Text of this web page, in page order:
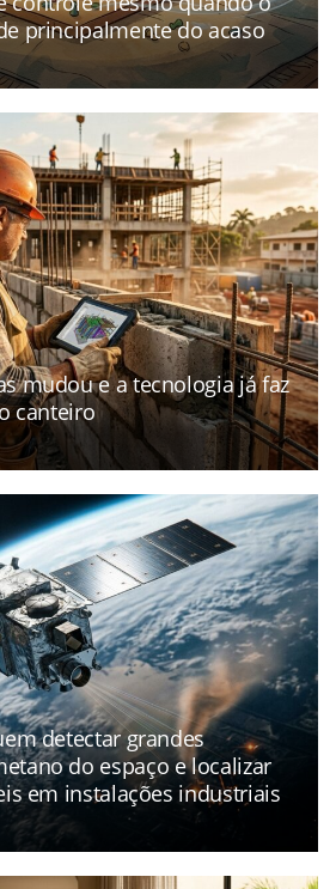
principalmente do acaso
mudou e a tecnologia já faz
canteiro
detectar grandes
do espaço e localizar
em instalações industriais